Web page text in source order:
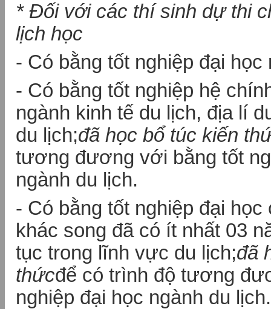
* Đối với các thí sinh dự thi
lịch học
- Có bằng tốt nghiệp đại học
- Có bằng tốt nghiệp hệ
ngành kinh tế du lịch, địa lí
du lịch;đã học bổ túc kiến
tương đương với bằng tốt
ngành du lịch.
- Có bằng tốt nghiệp đại
khác song đã có ít nhất 03
tục trong lĩnh vực du lịch;đã
thứcđể có trình độ tương
nghiệp đại học ngành du lịch.